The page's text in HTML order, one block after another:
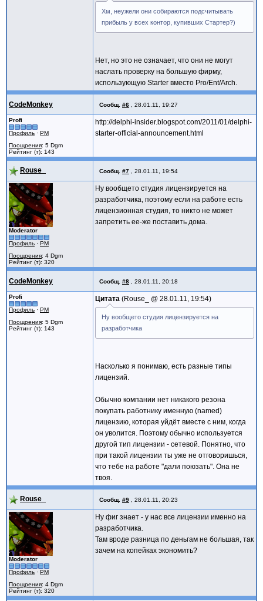
Хм, неужели они собираются подсчитывать
прибыль у всех контор, купивших Стартер?)
Нет, но это не означает, что они не могут
наслать проверку на большую фирму,
использующую Starter вместо Pro/Ent/Arch.
CodeMonkey Сообщ. #6 28.01.11, 19:27
Profi
Профиль · PM
Поощрения: 5 Dgm
Рейтинг (т): 143
http://delphi-insider.blogspot.com/2011/01/delphi-
starter-official-announcement.html
Rouse_ Сообщ. #7 28.01.11, 19:54
Moderator
Профиль · PM
Поощрения: 4 Dgm
Рейтинг (т): 320
Ну вообщето студия лицензируется на
разработчика, поэтому если на работе есть
лицензионная студия, то никто не может
запретить ее-же поставить дома.
CodeMonkey Сообщ. #8 28.01.11, 20:18
Profi
Профиль · PM
Поощрения: 5 Dgm
Рейтинг (т): 143
Цитата Rouse_ @ 28.01.11, 19:54
Ну вообщето студия лицензируется на
разработчика
Насколько я понимаю, есть разные типы
лицензий.
Обычно компании нет никакого резона
покупать работнику именную (named)
лицензию, которая уйдёт вместе с ним, когда
он уволится. Поэтому обычно используется
другой тип лицензии - сетевой. Понятно, что
при такой лицензии ты уже не отговоришься,
что тебе на работе "дали поюзать". Она не
твоя.
Rouse_ Сообщ. #9 28.01.11, 20:23
Moderator
Профиль · PM
Поощрения: 4 Dgm
Рейтинг (т): 320
Ну фиг знает - у нас все лицензии именно на
разработчика.
Там вроде разница по деньгам не большая, так
зачем на копейках экономить?